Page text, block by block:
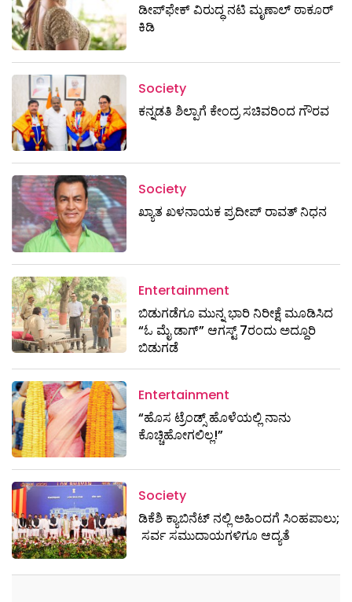
ಡೀಪ್‌ಫೇಕ್ ವಿರುದ್ಧ ನಟಿ ಮೃಣಾಲ್ ಠಾಕೂರ್
ಕಿಡಿ
Society
ಕನ್ನಡತಿ ಶಿಲ್ಪಾಗೆ ಕೇಂದ್ರ ಸಚಿವರಿಂದ ಗೌರವ
Society
ಖ್ಯಾತ ಖಳನಾಯಕ ಪ್ರದೀಪ್ ರಾವತ್‌ ನಿಧನ
Entertainment
ಬಿಡುಗಡೆಗೂ ಮುನ್ನ ಭಾರಿ ನಿರೀಕ್ಷೆ ಮೂಡಿಸಿದ
“ಓ ಮೈ ಡಾಗ್” ಆಗಸ್ಟ್ 7ರಂದು ಅದ್ದೂರಿ
ಬಿಡುಗಡೆ
Entertainment
“ಹೊಸ ಟ್ರೆಂಡ್ಸ್ ಹೊಳೆಯಲ್ಲಿ ನಾನು
ಕೊಚ್ಚಿಹೋಗಲಿಲ್ಲ!”
Society
ಡಿಕೆಶಿ ಕ್ಯಾಬಿನೆಟ್​​​ ನಲ್ಲಿ ಅಹಿಂದಗೆ ಸಿಂಹಪಾಲು;
ಸರ್ವ ಸಮುದಾಯಗಳಿಗೂ ಆದ್ಯತೆ